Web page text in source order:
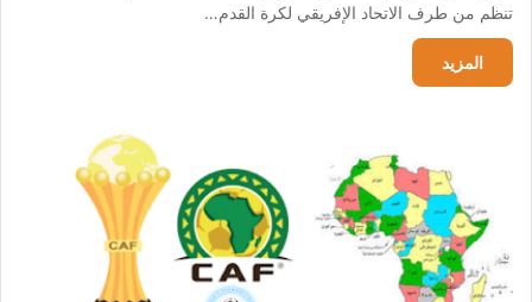
تنظم من طرف الاتحاد الإفريقي لكرة القدم…
المزيد